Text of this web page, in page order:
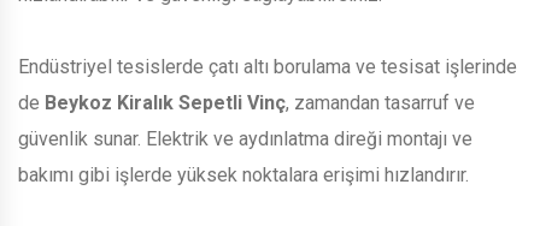
Endüstriyel tesislerde çatı altı borulama ve tesisat işlerinde
de Beykoz Kiralık Sepetli Vinç, zamandan tasarruf ve
güvenlik sunar. Elektrik ve aydınlatma direği montajı ve
bakımı gibi işlerde yüksek noktalara erişimi hızlandırır.